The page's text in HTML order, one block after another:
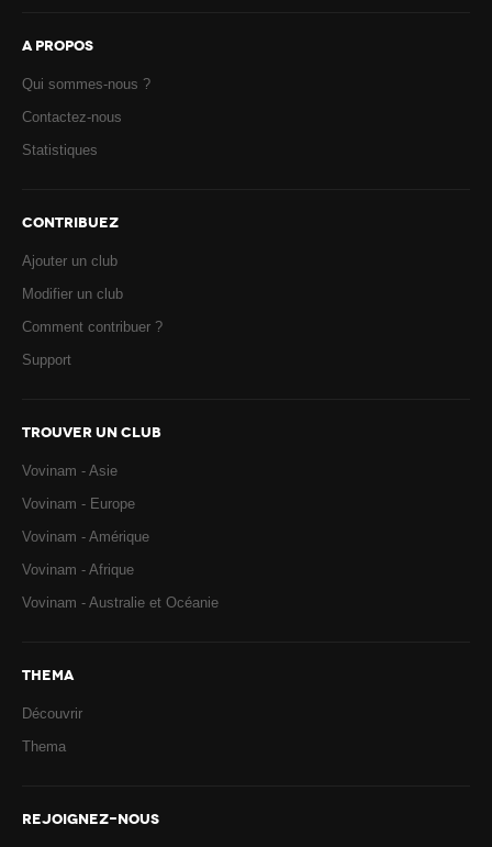
A PROPOS
Qui sommes-nous ?
Contactez-nous
Statistiques
CONTRIBUEZ
Ajouter un club
Modifier un club
Comment contribuer ?
Support
TROUVER UN CLUB
Vovinam - Asie
Vovinam - Europe
Vovinam - Amérique
Vovinam - Afrique
Vovinam - Australie et Océanie
THEMA
Découvrir
Thema
REJOIGNEZ-NOUS